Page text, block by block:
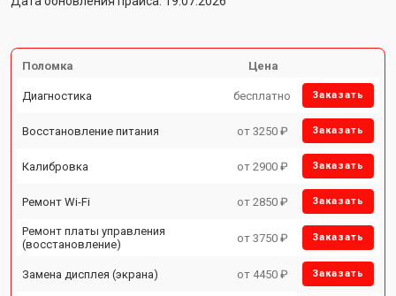
Поломка Цена
Диагностика бесплатно Заказать
Восстановление питания от 3250 ₽ Заказать
Калибровка от 2900 ₽ Заказать
Ремонт Wi-Fi от 2850 ₽ Заказать
Ремонт платы управления
(восстановление)
от 3750 ₽ Заказать
Замена дисплея (экрана) от 4450 ₽ Заказать